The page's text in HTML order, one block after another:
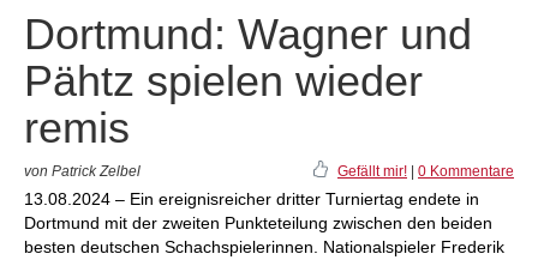
Dortmund: Wagner und
Pähtz spielen wieder
remis
von Patrick Zelbel Gefällt mir! 0 Kommentare
13.08.2024 – Ein ereignisreicher dritter Turniertag endete in
Dortmund mit der zweiten Punkteteilung zwischen den beiden
besten deutschen Schachspielerinnen. Nationalspieler Frederik